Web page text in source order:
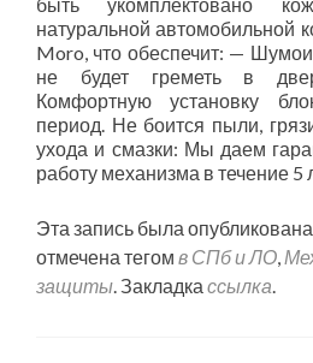
натуральной автомобильной
Moro, что обеспечит: —
не будет греметь в
Комфортную установку
период. Не боится пыли,
ухода и смазки: Мы даем
работу механизма в течение 5
Эта запись была
отмечена тегом в СПб и ЛО,
защиты. Закладка ссылка.